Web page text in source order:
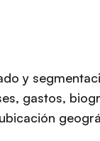
y
gastos,